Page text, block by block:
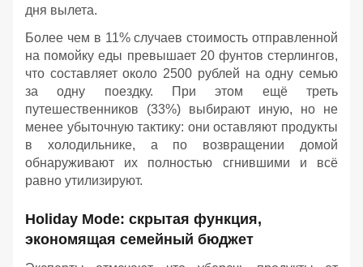
дня вылета.
Более чем в 11% случаев стоимость отправленной
на помойку еды превышает 20 фунтов стерлингов,
что составляет около 2500 рублей на одну семью
за одну поездку. При этом ещё треть
путешественников (33%) выбирают иную, но не
менее убыточную тактику: они оставляют продукты
в холодильнике, а по возвращении домой
обнаруживают их полностью сгнившими и всё
равно утилизируют.
Holiday Mode: скрытая функция,
экономящая семейный бюджет